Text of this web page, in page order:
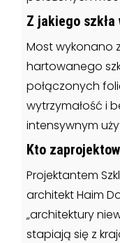
Z jakiego
Most wykonano
hartowanego
połączonych
wytrzymałość i
intensywnym
Kto
Projektantem
architekt Haim
„architektury
stapiają się z